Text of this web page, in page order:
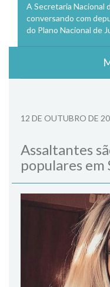
A Secretaria Nacional
conversando com
do Plano Nacional de
12 DE OUTUBRO DE
Assaltantes
populares em